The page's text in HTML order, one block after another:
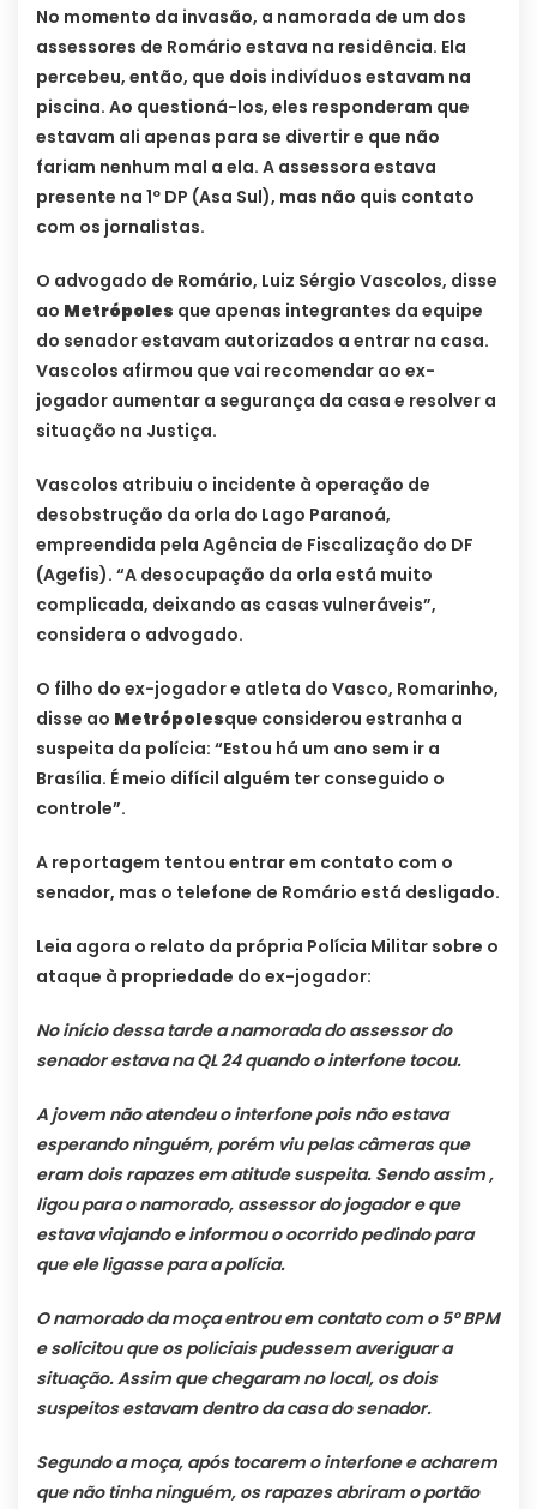
No momento da invasão, a namorada de um dos
assessores de Romário estava na residência. Ela
percebeu, então, que dois indivíduos estavam na
piscina. Ao questioná-los, eles responderam que
estavam ali apenas para se divertir e que não
fariam nenhum mal a ela. A assessora estava
presente na 1º DP (Asa Sul), mas não quis contato
com os jornalistas.
O advogado de Romário, Luiz Sérgio Vascolos, disse
ao Metrópoles que apenas integrantes da equipe
do senador estavam autorizados a entrar na casa.
Vascolos afirmou que vai recomendar ao ex-
jogador aumentar a segurança da casa e resolver a
situação na Justiça.
Vascolos atribuiu o incidente à operação de
desobstrução da orla do Lago Paranoá,
empreendida pela Agência de Fiscalização do DF
(Agefis). “A desocupação da orla está muito
complicada, deixando as casas vulneráveis”,
considera o advogado.
O filho do ex-jogador e atleta do Vasco, Romarinho,
disse ao Metrópolesque considerou estranha a
suspeita da polícia: “Estou há um ano sem ir a
Brasília. É meio difícil alguém ter conseguido o
controle”.
A reportagem tentou entrar em contato com o
senador, mas o telefone de Romário está desligado.
Leia agora o relato da própria Polícia Militar sobre o
ataque à propriedade do ex-jogador:
No início dessa tarde a namorada do assessor do
senador estava na QL 24 quando o interfone tocou.
A jovem não atendeu o interfone pois não estava
esperando ninguém, porém viu pelas câmeras que
eram dois rapazes em atitude suspeita. Sendo assim ,
ligou para o namorado, assessor do jogador e que
estava viajando e informou o ocorrido pedindo para
que ele ligasse para a polícia.
O namorado da moça entrou em contato com o 5º BPM
e solicitou que os policiais pudessem averiguar a
situação. Assim que chegaram no local, os dois
suspeitos estavam dentro da casa do senador.
Segundo a moça, após tocarem o interfone e acharem
que não tinha ninguém, os rapazes abriram o portão